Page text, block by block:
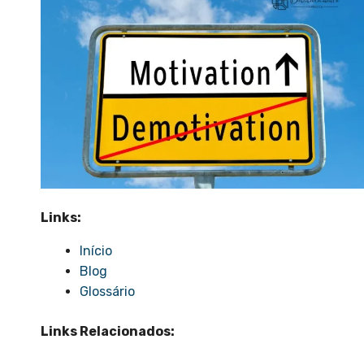
Links:
Início
Blog
Glossário
Links Relacionados: